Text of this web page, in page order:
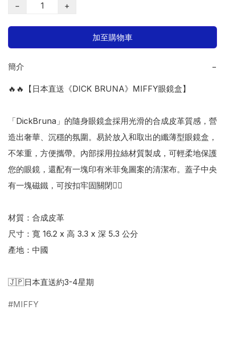
−
+
加至購物車
簡介 −
🔥🔥【日本直送《DICK BRUNA》MIFFY眼鏡盒】
「DickBruna」的隨身眼鏡盒採用光滑的合成皮革質感，營
造出奢華、沉穩的氛圍。易於放入和取出的纖薄型眼鏡盒，
不笨重，方便攜帶。內部採用拉絲材質製成，可輕柔地保護
您的眼鏡，還配有一塊印有米菲兔圖案的清潔布。蓋子中央
有一塊磁鐵，可按扣牢固關閉👍🏻
材質：合成皮革
尺寸：寬 16.2 x 高 3.3 x 深 5.3 公分
產地：中國
MIFFY